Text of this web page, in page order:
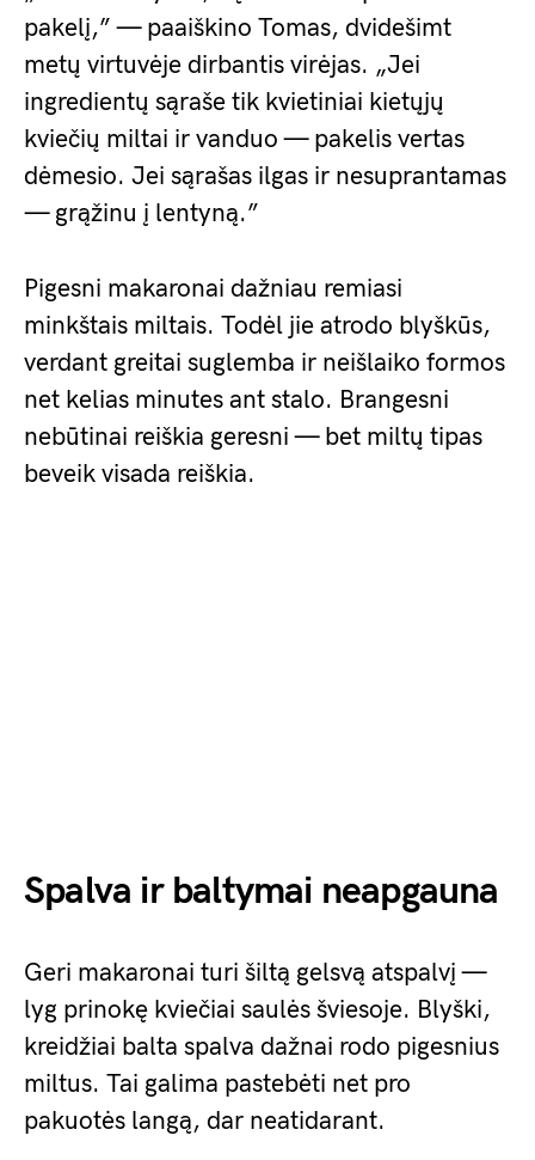
pakelį,” — paaiškino Tomas, dvidešimt
metų virtuvėje dirbantis virėjas. „Jei
ingredientų sąraše tik kvietiniai kietųjų
kviečių miltai ir vanduo — pakelis vertas
dėmesio. Jei sąrašas ilgas ir nesuprantamas
— grąžinu į lentyną.”
Pigesni makaronai dažniau remiasi
minkštais miltais. Todėl jie atrodo blyškūs,
verdant greitai suglemba ir neišlaiko formos
net kelias minutes ant stalo. Brangesni
nebūtinai reiškia geresni — bet miltų tipas
beveik visada reiškia.
Spalva ir baltymai neapgauna
Geri makaronai turi šiltą gelsvą atspalvį —
lyg prinokę kviečiai saulės šviesoje. Blyški,
kreidžiai balta spalva dažnai rodo pigesnius
miltus. Tai galima pastebėti net pro
pakuotės langą, dar neatidarant.